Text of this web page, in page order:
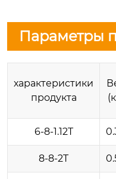
Параметры
характеристики
продукта
6-8-1.12T
8-8-2T